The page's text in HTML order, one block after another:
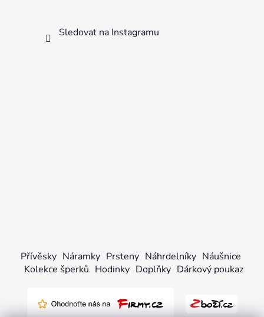
Sledovat na Instagramu
Přívěsky Náramky Prsteny Náhrdelníky Náušnice
Kolekce šperků Hodinky Doplňky Dárkový poukaz